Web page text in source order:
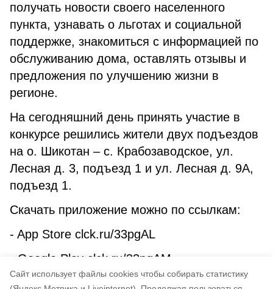
Cайт использует файлы cookies чтобы собирать статистику
получать новости своего населенного
пункта, узнавать о льготах и социальной
поддержке, знакомиться с информацией по
обслуживанию дома, оставлять отзывы и
предложения по улучшению жизни в
регионе.
На сегодняшний день принять участие в
конкурсе решились жители двух подъездов
на о. Шикотан – с. Крабозаводское, ул.
Лесная д. 3, подъезд 1 и ул. Лесная д. 9А,
подъезд 1.
Скачать приложение можно по ссылкам:
- App Store clck.ru/33pgAL
- Google Play clck.ru/33pgAM
- RuStore clck.ru/33tFhm